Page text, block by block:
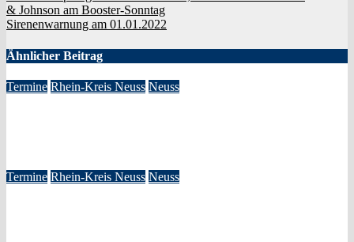
& Johnson am Booster-Sonntag
Sirenenwarnung am 01.01.2022
Ähnlicher Beitrag
Termine Rhein-Kreis Neuss Neuss
Termine Rhein-Kreis Neuss Neuss